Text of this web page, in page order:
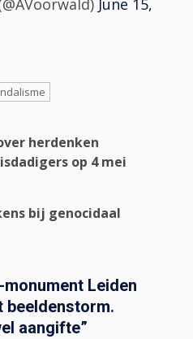
June 15,
herdenken
op 4 mei
bij genocidaal
monument Leiden
beeldenstorm.
aangifte”